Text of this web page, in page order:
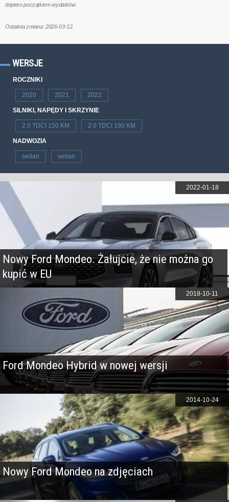
dopiero początkiem wydatków.
Ostatnia zmiana: 2026-03-12
WERSJE
ROCZNIKI
2020 2021 2022
SILNIKI, NAPĘDY I SKRZYNIE
2.0 TDCI 150 KM 2.0 TDCI 190 KM
NADWOZIA
sedan sedan
Nowy Ford Mondeo. Żałujcie, że nie można go
kupić w EU
2022-01-18
Ford Mondeo Hybrid w nowej wersji
2018-10-11
Nowy Ford Mondeo na zdjęciach
2014-10-24